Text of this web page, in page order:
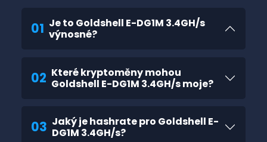
01 Je to Goldshell E-DG1M 3.4GH/s
výnosné?
02 Které kryptoměny mohou
Goldshell E-DG1M 3.4GH/s moje?
03 Jaký je hashrate pro Goldshell E-
DG1M 3.4GH/s?